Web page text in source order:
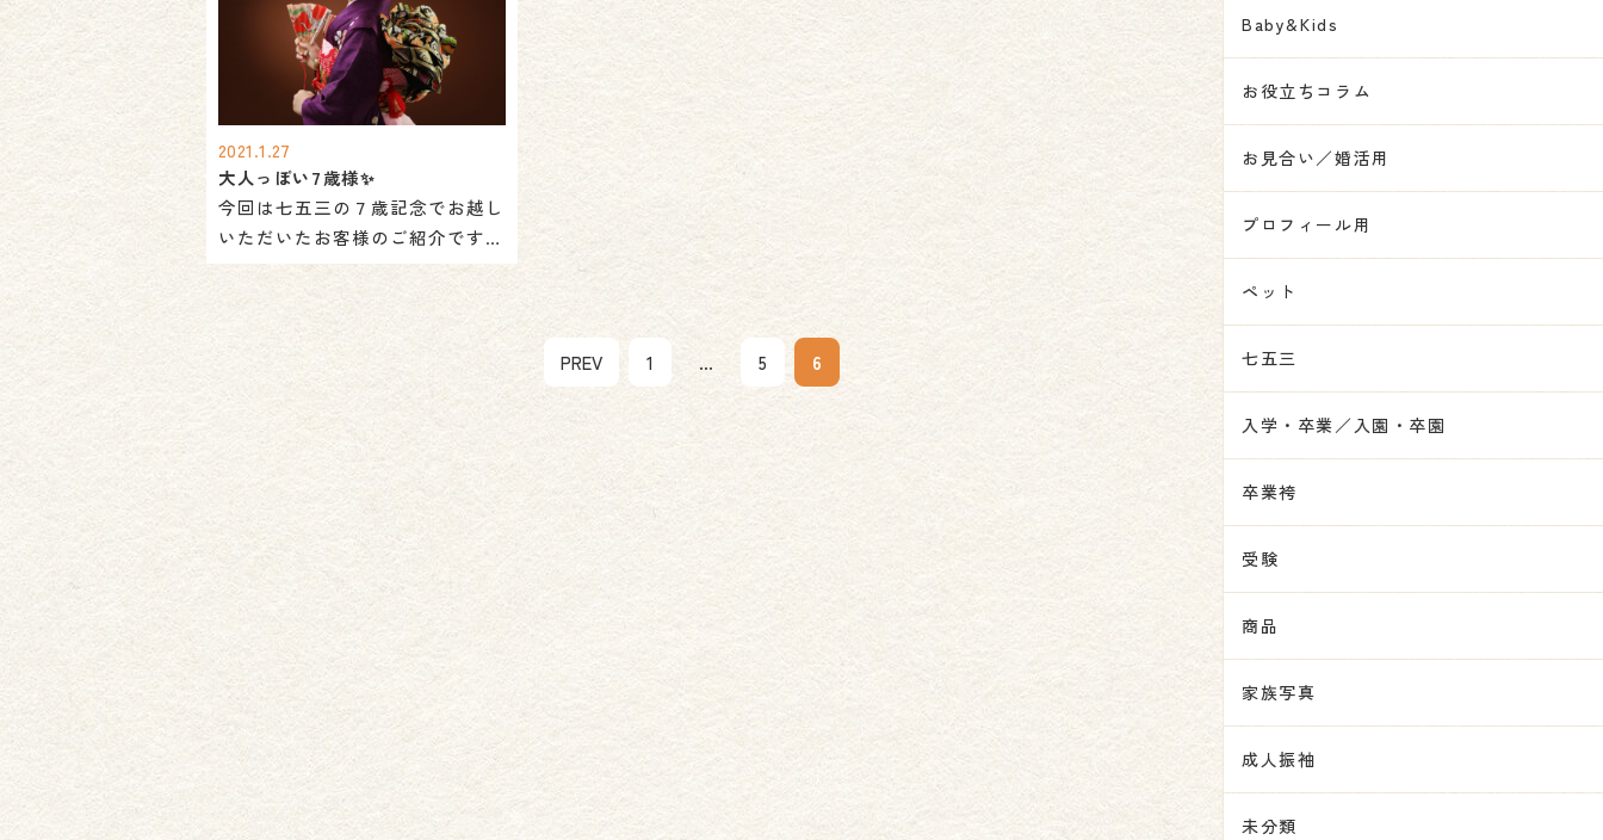
2021.1.27
大人っぽい7歳様✨
今回は七五三の７歳記念でお越し
いただいたお客様のご紹介です。
紫色の素敵なお着物ですね。 千葉
そごう写 […]
投稿のページ送り
PREV 固定ページ
1 … 固定ページ
5 6
Baby&Kids
お役立ちコラム
お見合い／婚活用
プロフィール用
ペット
七五三
入学・卒業／入園・卒園
卒業袴
受験
商品
家族写真
成人振袖
未分類